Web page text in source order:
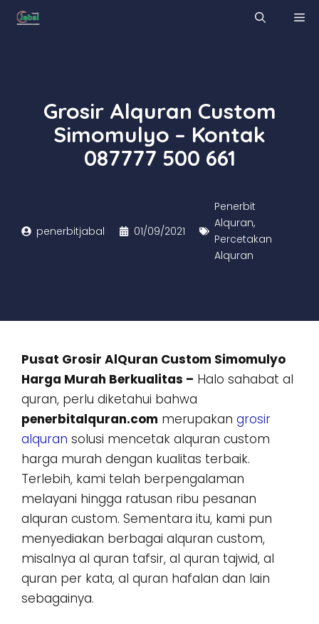
Skip
Grosir Alquran Custom
Simomulyo – Kontak
087777 500 661
penerbitjabal 01/09/2021
Penerbit
Alquran,
Percetakan
Alquran
Pusat Grosir AlQuran Custom Simomulyo
Harga Murah Berkualitas – Halo sahabat al
quran, perlu diketahui bahwa
penerbitalquran.com merupakan grosir
alquran solusi mencetak alquran custom
harga murah dengan kualitas terbaik.
Terlebih, kami telah berpengalaman
melayani hingga ratusan ribu pesanan
alquran custom. Sementara itu, kami pun
menyediakan berbagai alquran custom,
misalnya al quran tafsir, al quran tajwid, al
quran per kata, al quran hafalan dan lain
sebagainya.